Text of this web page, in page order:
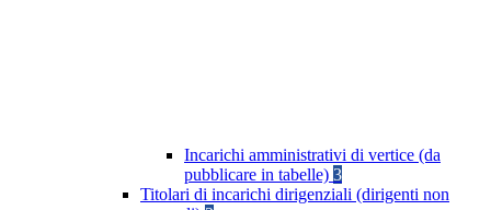
Incarichi amministrativi di vertice (da
pubblicare in tabelle) 3
Titolari di incarichi dirigenziali (dirigenti non